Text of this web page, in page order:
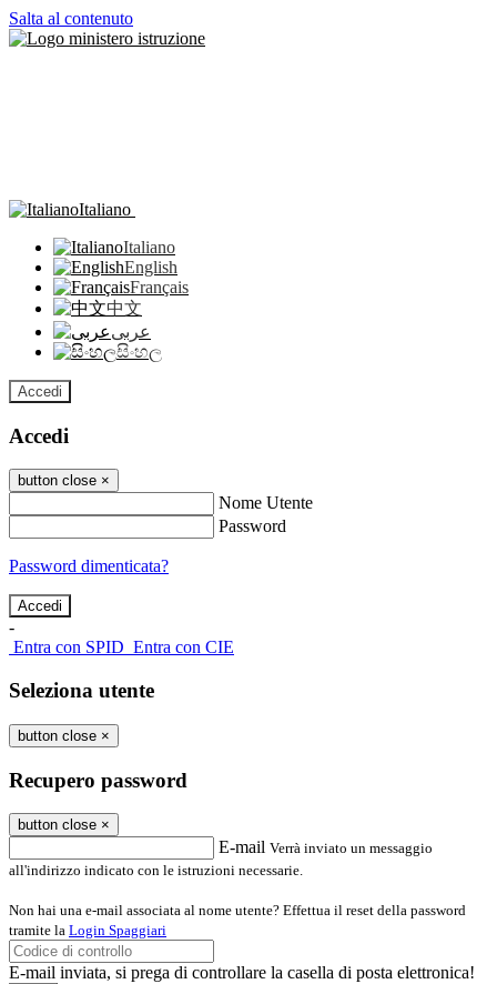
Salta al contenuto
Italiano
Italiano
English
Français
中文
عربى
සිංහල
Accedi
Accedi
button close ×
Nome Utente
Password
Password dimenticata?
-
Entra con SPID Entra con CIE
Seleziona utente
button close ×
Recupero password
button close ×
E-mail Verrà inviato un messaggio
all'indirizzo indicato con le istruzioni necessarie.
Non hai una e-mail associata al nome utente? Effettua il reset della password
tramite la Login Spaggiari
E-mail inviata, si prega di controllare la casella di posta elettronica!